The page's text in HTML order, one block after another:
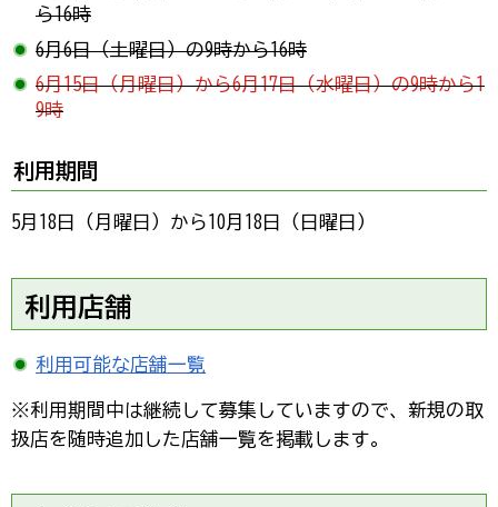
ら16時
6月6日（土曜日）の9時から16時
6月15日（月曜日）から6月17日（水曜日）の9時から1
9時
利用期間
5月18日（月曜日）から10月18日（日曜日）
利用店舗
利用可能な店舗一覧
※利用期間中は継続して募集していますので、新規の取
扱店を随時追加した店舗一覧を掲載します。